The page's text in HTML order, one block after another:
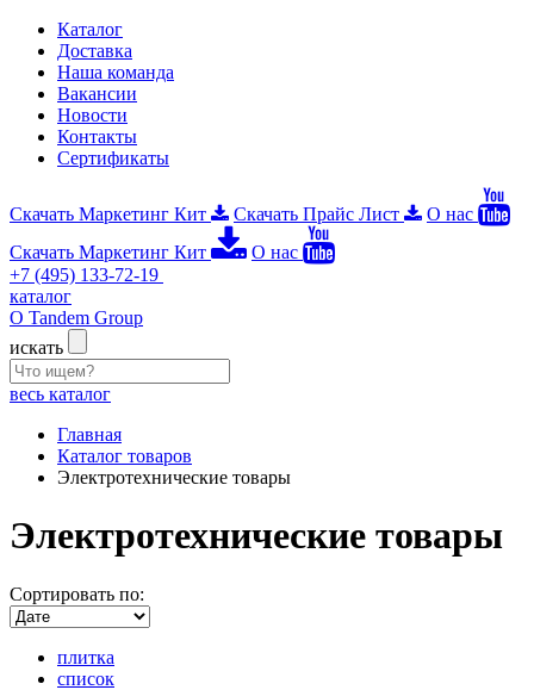
Каталог
Доставка
Наша команда
Вакансии
Новости
Контакты
Сертификаты
Скачать Маркетинг Кит Скачать Прайс Лист
О нас
Скачать Маркетинг Кит
О нас
+7 (495) 133-72-19
каталог
О Tandem Group
искать
весь каталог
Главная
Каталог товаров
Электротехнические товары
Электротехнические товары
Сортировать по:
плитка
список